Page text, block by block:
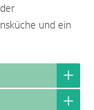
und ein